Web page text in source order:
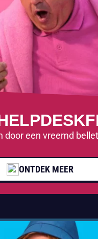
door een vreemd
ONTDEK MEER